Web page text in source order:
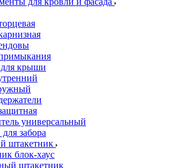
крыши
универсальный
забора
штакетник
блок-хаус
штакетник